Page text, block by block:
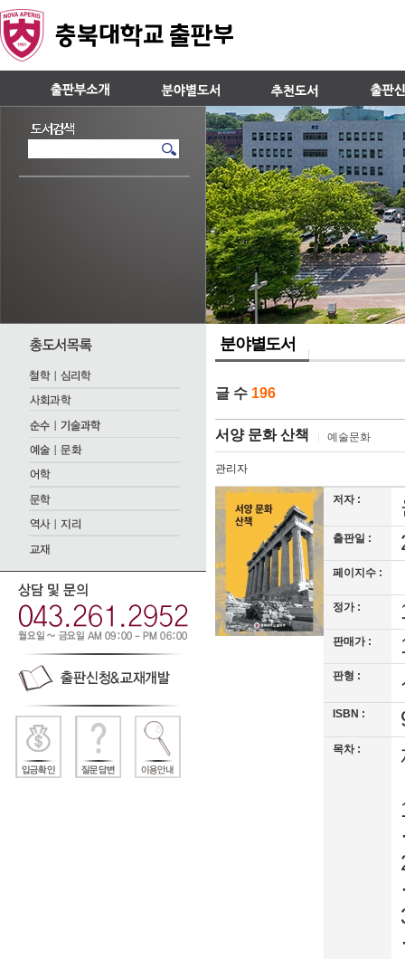
분야별도서
글 수 196
서양 문화 산책 예술문화
관리자
저자 :
출판일 :
페이지수 :
정가 :
판매가 :
판형 :
ISBN :
목차 :